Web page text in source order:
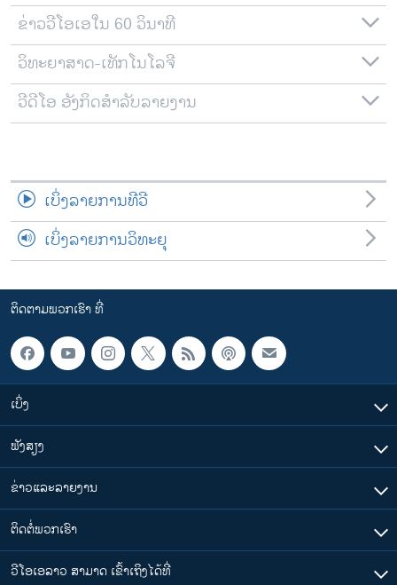
ພາສາຕ່າງໆ
ຂ່າວວີໂອເອໃນ 60 ວິນາທີ
ວິທະຍາສາດ-ເທັກໂນໂລຈີ
ວີດີໂອ ອັງກິດສຳລັບລາຍງານ
ເບິ່ງລາຍການທີວີ
ເບິ່ງລາຍການວິທະຍຸ
ຕິດຕາມພວກເຮົາ ທີ່
ເບິ່ງ
ຟັງສຽງ
ຂ່າວແລະລາຍງານ
ຕິດຕໍ່ພວກເຮົາ
ວີໂອເອລາວ ສາມາດ ເຂົ້າເຖິງໄດ້ທີ່